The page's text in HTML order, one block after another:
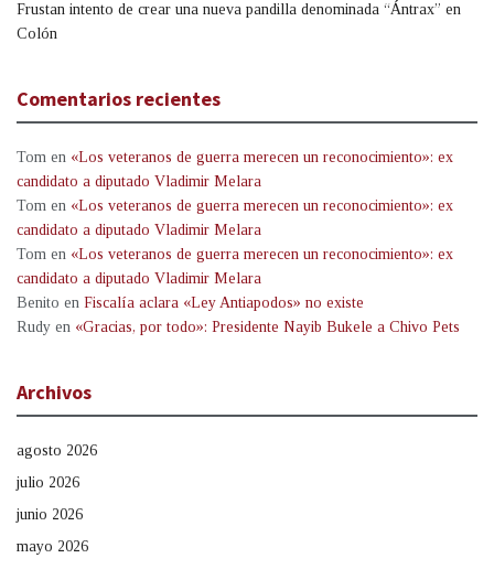
Frustan intento de crear una nueva pandilla denominada “Ántrax” en
Colón
Comentarios recientes
Tom en «Los veteranos de guerra merecen un reconocimiento»: ex
candidato a diputado Vladimir Melara
Tom en «Los veteranos de guerra merecen un reconocimiento»: ex
candidato a diputado Vladimir Melara
Tom en «Los veteranos de guerra merecen un reconocimiento»: ex
candidato a diputado Vladimir Melara
Benito en Fiscalía aclara «Ley Antiapodos» no existe
Rudy en «Gracias, por todo»: Presidente Nayib Bukele a Chivo Pets
Archivos
agosto 2026
julio 2026
junio 2026
mayo 2026